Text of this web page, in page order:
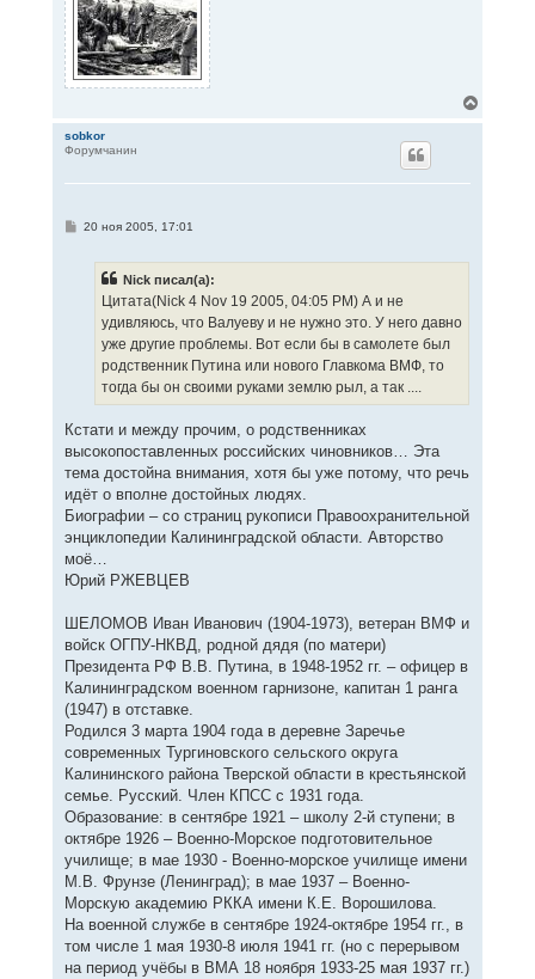
sobkor
Форумчанин
С20 ноя 2005, 17:01
Nick писал(а):
Цитата(Nick 4 Nov 19 2005, 04:05 PM) А и не
удивляюсь, что Валуеву и не нужно это. У него давно
уже другие проблемы. Вот если бы в самолете был
родственник Путина или нового Главкома ВМФ, то
тогда бы он своими руками землю рыл, а так ....
Кстати и между прочим, о родственниках
высокопоставленных российских чиновников… Эта
тема достойна внимания, хотя бы уже потому, что речь
идёт о вполне достойных людях.
Биографии – со страниц рукописи Правоохранительной
энциклопедии Калининградской области. Авторство
моё…
Юрий РЖЕВЦЕВ
ШЕЛОМОВ Иван Иванович (1904-1973), ветеран ВМФ и
войск ОГПУ-НКВД, родной дядя (по матери)
Президента РФ В.В. Путина, в 1948-1952 гг. – офицер в
Калининградском военном гарнизоне, капитан 1 ранга
(1947) в отставке.
Родился 3 марта 1904 года в деревне Заречье
современных Тургиновского сельского округа
Калининского района Тверской области в крестьянской
семье. Русский. Член КПСС с 1931 года.
Образование: в сентябре 1921 – школу 2-й ступени; в
октябре 1926 – Военно-Морское подготовительное
училище; в мае 1930 - Военно-морское училище имени
М.В. Фрунзе (Ленинград); в мае 1937 – Военно-
Морскую академию РККА имени К.Е. Ворошилова.
На военной службе в сентябре 1924-октябре 1954 гг., в
том числе 1 мая 1930-8 июля 1941 гг. (но с перерывом
на период учёбы в ВМА 18 ноября 1933-25 мая 1937 гг.)